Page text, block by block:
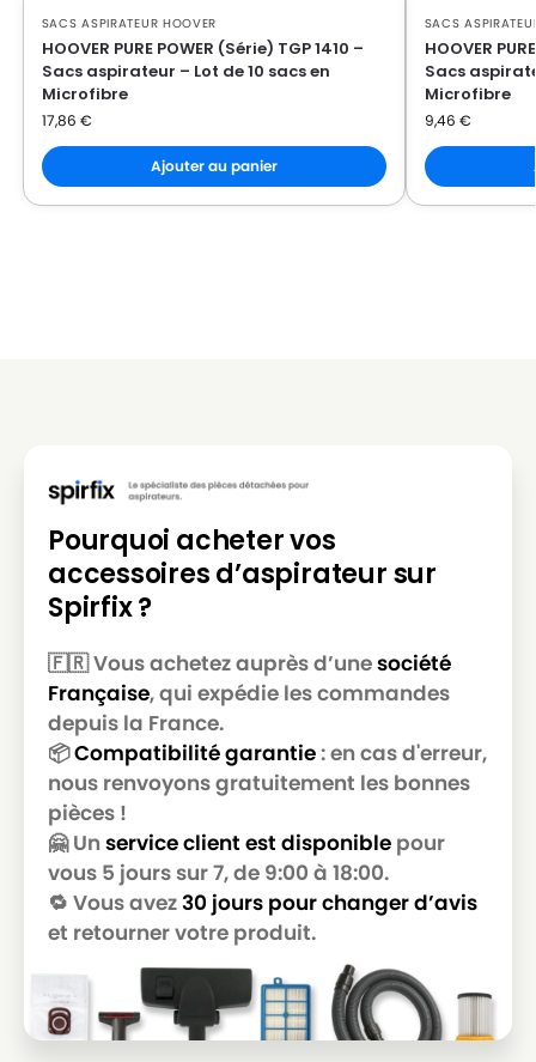
HOOVER
HOOVER SC 155
HOOVER
HOOVER SCT 35
HOOVER
HOOVER
HOOVER SCT 46
HOOVER
HOOVER T 6072
HOOVER
HOOVER T 6750
HOOVER
HOOVER T6810
HOOVER
HOOVER
HOOVER TAT 2401
HOOVER
HOOVER TAT 2520
HOOVER
HOOVER TB 2283
HOOVER
HOOVER
HOOVER TELIOS (Série) T 4300 à T 5899
HOOVER
HOOVER TELIOS PLUS (Série) TE 80
HOOVER
HOOVER TELIOS PLUS 2400W
HOOVER
HOOVER TELIOS PLUS H60
HOOVER
HOOVER TFB 2112
SACS ASPIRATEUR HOOVER
HOOVER PURE POWER (Série) TGP 1410 –
Sacs aspirateur – Lot de 10 sacs en
Microfibre
17,86 €
Ajouter au panier
SACS
HOOVER
Sacs
Microfibre
9,46 €
Pourquoi acheter vos
accessoires d’aspirateur sur
Spirfix ?
🇫🇷 Vous achetez auprès d’unesociété
Française, qui expédie les commandes
depuis la France.
📦Compatibilité garantie: en cas d'erreur,
nous renvoyons gratuitement les bonnes
pièces !
🤗 Un service client est disponible pour
vous 5 jours sur 7, de 9:00 à 18:00.
🔁 Vous avez30 jours pour changer d’avis
et retourner votre produit.